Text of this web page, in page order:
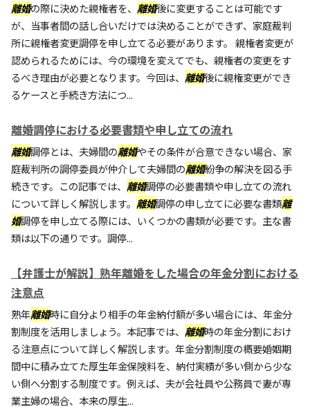
離婚の際に決めた親権者を、 離婚後に変更することは可能です
が、当事者間の話し合いだけでは決めることができず、家庭裁判
所に親権者変更調停を申し立てる必要があります。 親権者変更が
認められるためには、今の環境を変えてでも、親権者の変更をす
るべき理由が必要となります。今回は、 離婚後に親権変更ができ
るケースと手続き方法につ...
離婚調停における必要書類や申し立ての流れ
離婚調停とは、夫婦間の離婚やその条件が合意できない場合、家
庭裁判所の調停委員が仲介して夫婦間の離婚紛争の解決を図る手
続きです。この記事では、 離婚調停の必要書類や申し立ての流れ
について詳しく解説します。 離婚調停の申し立てに必要な書類離
婚調停を申し立てる際には、いくつかの書類が必要です。主な書
類は以下の通りです。調停...
【弁護士が解説】熟年離婚をした場合の年金分割における
注意点
熟年離婚時に自分より相手の年金納付額が多い場合には、年金分
割制度を活用しましょう。本記事では、 離婚時の年金分割におけ
る注意点について詳しく解説します。年金分割制度の概要婚姻期
間中に積み立てた厚生年金保険料を、納付実績が多い側から少な
い側へ分割する制度です。例えば、夫が会社員や公務員で妻が専
業主婦の場合、本来の厚生...